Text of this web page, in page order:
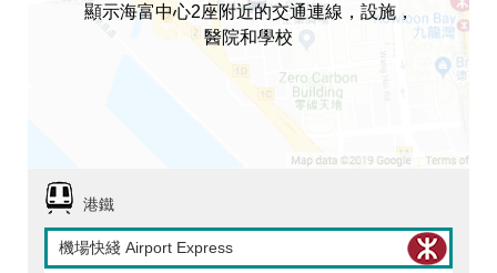
顯示海富中心2座附近的交通連線，設施，
醫院和學校
港鐵
機場快綫 Airport Express